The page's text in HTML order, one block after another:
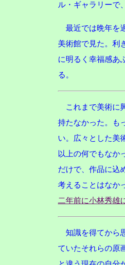
ル・ギャラリーで
最近では晩年を
美術館で見た。利
に明るく幸福感あ
る。
これまで美術に
持たなかった。も
い。広々とした美
以上の何でもなか
だけで、作品に込
考えることはなか
二年前に小林秀雄
知識を得てから
ていたそれらの原